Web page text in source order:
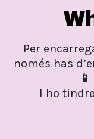
Per
només has
📱
I ho